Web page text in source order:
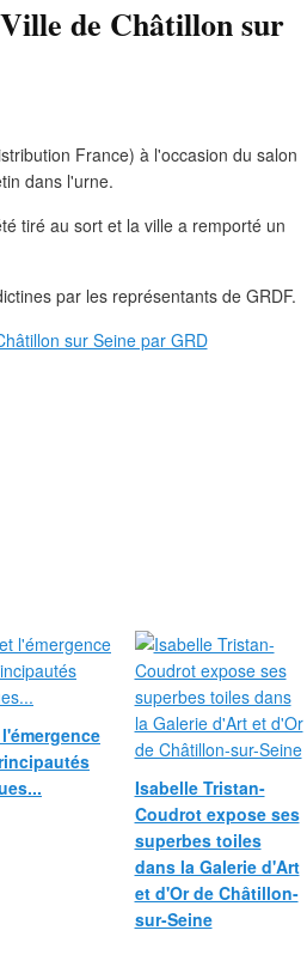
de Châtillon sur
France) à l'occasion du salon
dans l'urne.
tiré au sort et la ville a remporté un
par les représentants de GRDF.
Isabelle Tristan-
Coudrot expose ses
superbes toiles
dans la Galerie d'Art
et d'Or de Châtillon-
sur-Seine